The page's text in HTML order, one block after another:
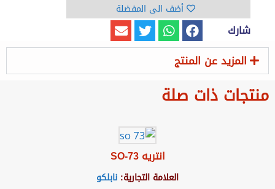
أضف الى المفضلة
شارك
المزيد عن المنتج
منتجات ذات صلة
انتريه SO-73
العلامة التجارية: نابلكو